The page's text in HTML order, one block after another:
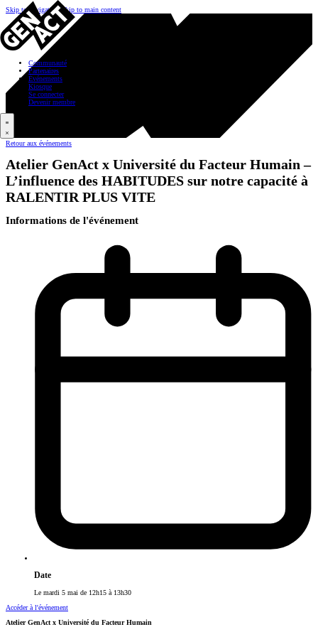
Skip to navigation Skip to main content
Communauté
Partenaires
Événements
Kiosque
Se connecter
Devenir membre
Retour aux événements
Atelier GenAct x Université du Facteur Humain –
L’influence des HABITUDES sur notre capacité à
RALENTIR PLUS VITE
Informations de l'événement
Date
Le mardi 5 mai de 12h15 à 13h30
Accéder à l'événement
Atelier GenAct x Université du Facteur Humain